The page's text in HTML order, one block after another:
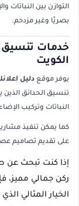
التوازن بين
بصريًا وغير مزدحم.
خدمات تنسيق
الكويت
يوفر موقع دليل
تنسيق الحدائق الذين
النباتات وتركيب
كما يمكن تنفيذ
على تقديم تصاميم
إذا كنت تبحث عن
ركن جمالي مميز،
الخيار المثالي